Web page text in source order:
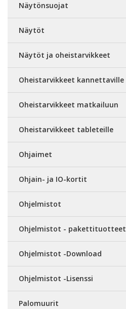
Näytönsuojat
Näytöt
Näytöt ja oheistarvikkeet
Oheistarvikkeet kannettaville
Oheistarvikkeet matkailuun
Oheistarvikkeet tableteille
Ohjaimet
Ohjain- ja IO-kortit
Ohjelmistot
Ohjelmistot - pakettituotteet
Ohjelmistot -Download
Ohjelmistot -Lisenssi
Palomuurit